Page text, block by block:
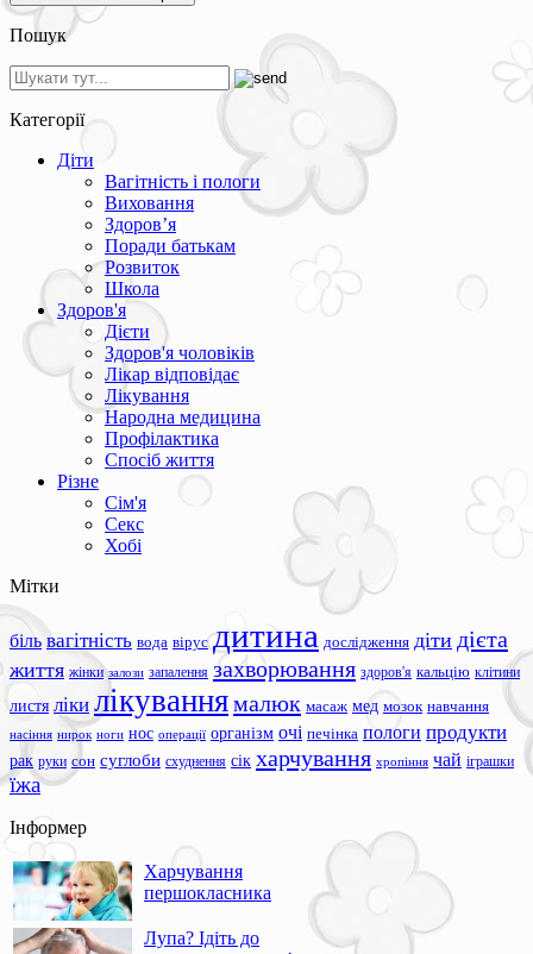
Пошук
Категорії
Діти
Вагітність і пологи
Виховання
Здоров’я
Поради батькам
Розвиток
Школа
Здоров'я
Дієти
Здоров'я чоловіків
Лікар відповідає
Лікування
Народна медицина
Профілактика
Спосіб життя
Різне
Сім'я
Секс
Хобі
Мітки
біль вагітність вода вірус дитина дослідження діти дієта
життя жінки залози запалення захворювання здоров'я кальцію клітини
листя ліки лікуваннямалюк масаж мед мозок навчання
насіння нирок ноги нос операції організм очі печінка пологи продукти
рак руки сон суглоби схуднення сік харчування хропіння чай іграшки
їжа
Інформер
Харчування
першокласника
Лупа? Ідіть до